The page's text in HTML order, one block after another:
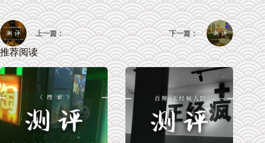
上一篇： 下一篇：
推荐阅读